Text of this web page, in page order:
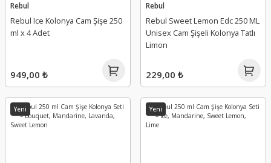
Rebul
Rebul Ice Kolonya Cam Şişe 250
ml x 4 Adet
949,00 ₺
Rebul
Rebul Sweet Lemon Edc 250 ML
Unisex Cam Şişeli Kolonya Tatlı
Limon
229,00 ₺
Yeni Yeni